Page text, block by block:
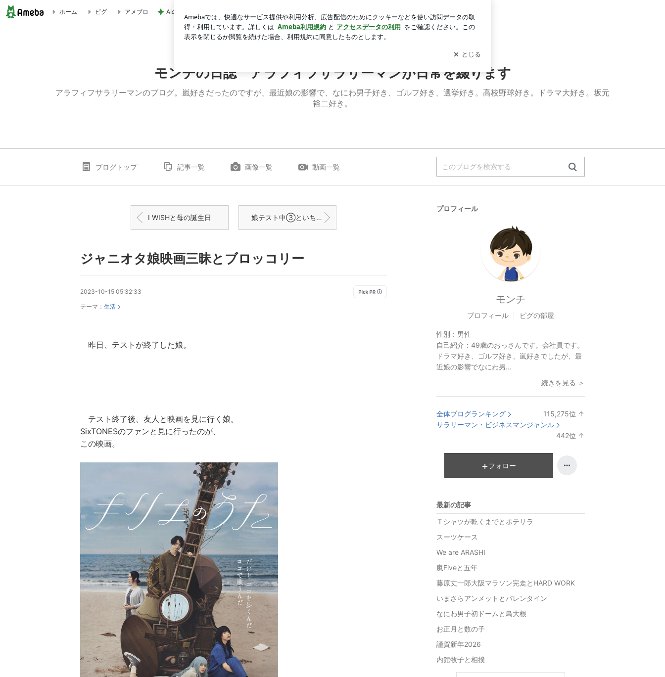
ジャニオタ娘映画三昧とブロッコリー | モンチの日誌 アラフィフサラリーマンが日常を綴ります
ホーム ピグ アメブロ AIの勉強で脳内がパンクした結果 ログイン
モンチの日誌 アラフィフサラリーマンが日常を綴ります
アラフィフサラリーマンのブログ。嵐好きだったのですが、最近娘の影響で、なにわ男子好き、ゴルフ好き、選挙好き。高校野球好き。ドラマ大好き。坂元
裕二好き。
ブログトップ 記事一覧 画像一覧 動画一覧
I WISHと母の誕生日 娘テスト中③といちばん好きな花
ジャニオタ娘映画三昧とブロッコリー
2023-10-15 05:32:33
テーマ： 生活
昨日、テストが終了した娘。
テスト終了後、友人と映画を見に行く娘。
SixTONESのファンと見に行ったのが、
この映画。
プロフィール
モンチ
プロフィール ピグの部屋
性別： 男性
自己紹介： 49歳のおっさんです。会社員です。
ドラマ好き、ゴルフ好き、嵐好きでしたが、最
近娘の影響でなにわ男...
続きを見る ＞
全体ブログランキング 115,275位 ↑
サラリーマン・ビジネスマンジャンル
442位 ↑
フォロー
最新の記事
Ｔシャツが乾くまでとポテサラ
スーツケース
We are ARASHI
嵐Fiveと五年
藤原丈一郎大阪マラソン完走とHARD WORK
いまさらアンメットとバレンタイン
なにわ男子初ドームと鳥大根
お正月と数の子
謹賀新年2026
内館牧子と相撲